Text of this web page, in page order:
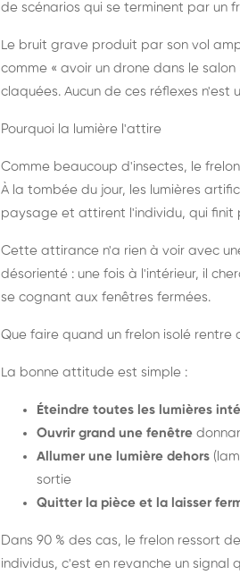
de scénarios qui se terminent par un
Le bruit grave produit par son vol
comme « avoir un drone dans le
claquées. Aucun de ces réflexes n'est
Pourquoi la lumière l'attire
Comme beaucoup d'insectes, le
À la tombée du jour, les lumières
paysage et attirent l'individu, qui finit
Cette attirance n'a rien à voir avec
désorienté : une fois à l'intérieur, il
se cognant aux fenêtres fermées.
Que faire quand un frelon isolé rentre
La bonne attitude est simple :
Éteindre toutes les lumières
Ouvrir grand une fenêtre
Allumer une lumière dehors
sortie
Quitter la pièce et la laisser
Dans 90 % des cas, le frelon ressort
individus, c'est en revanche un